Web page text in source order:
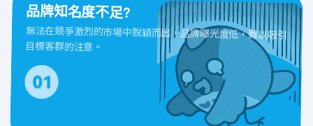
品牌知名度不足?
無法在競爭激烈的市場中脫穎而出，品牌曝光度低，難以吸引
目標客群的注意。